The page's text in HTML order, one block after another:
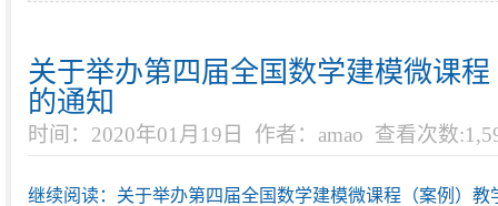
关于举办第四届全国数学建模微课
的通知
时间：2020年01月19日 作者：amao 查看次数
继续阅读：关于举办第四届全国数学建模微课程（案例）教